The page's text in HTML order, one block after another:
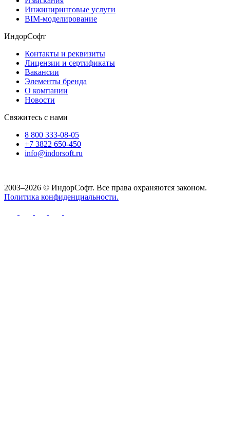
Инжиниринговые услуги
BIM-моделирование
ИндорСофт
Контакты и реквизиты
Лицензии и сертификаты
Вакансии
Элементы бренда
О компании
Новости
Свяжитесь с нами
8 800 333-08-05
+7 3822 650-450
info@indorsoft.ru
2003–2026 © ИндорСофт. Все права охраняются законом.
Политика конфиденциальности.